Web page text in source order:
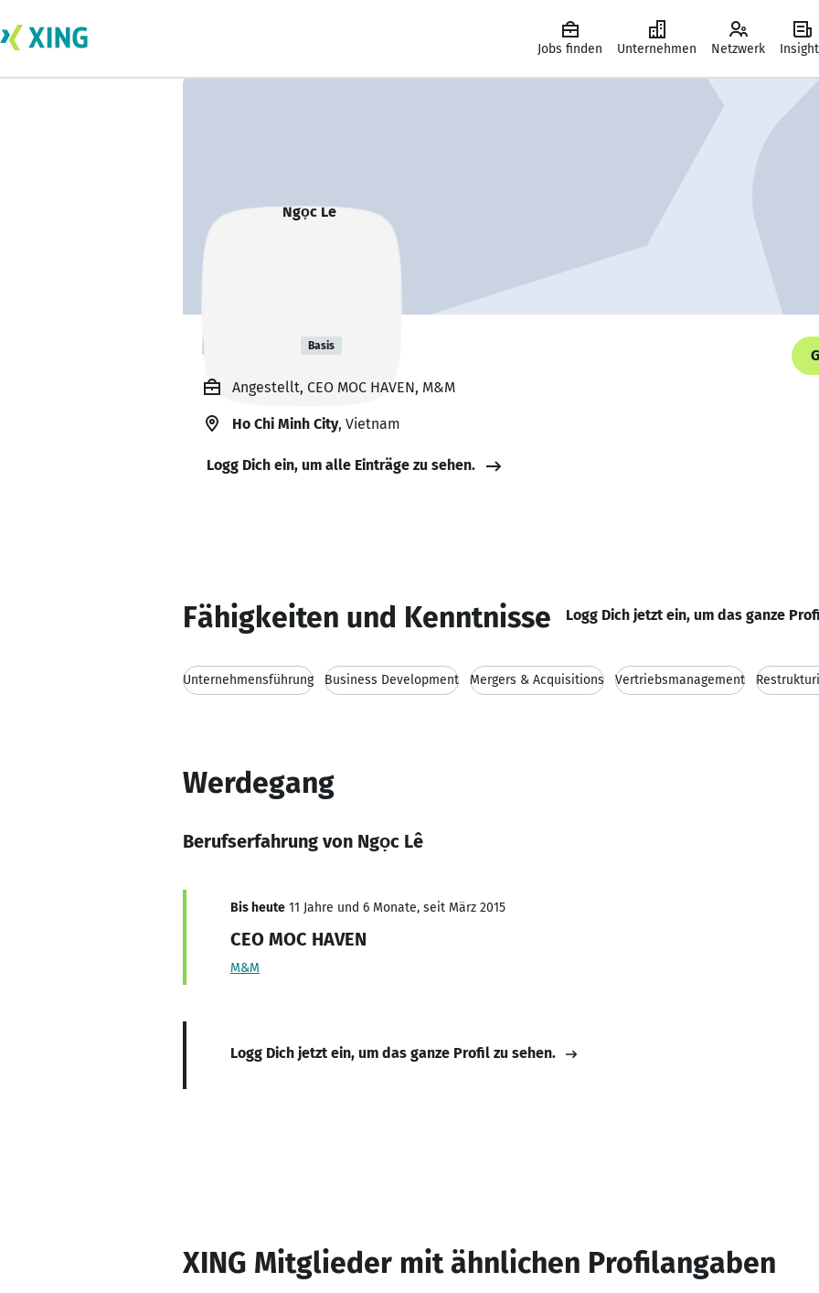
Jobs finden Unternehmen Netzwerk
Ngọc Lê Basis
Angestellt, CEO MOC HAVEN, M&M
Ho Chi Minh City, Vietnam
Logg Dich ein, um alle Einträge zu sehen.
Fähigkeiten und Kenntnisse Logg Dich jetzt ein, um das ganze
Unternehmensführung Business Development Mergers & Acquisitions Vertriebsmanagement
Werdegang
Berufserfahrung von Ngọc Lê
Bis heute 11 Jahre und 6 Monate, seit März 2015
CEO MOC HAVEN
M&M
Logg Dich jetzt ein, um das ganze Profil zu sehen.
XING Mitglieder mit ähnlichen Profilangaben